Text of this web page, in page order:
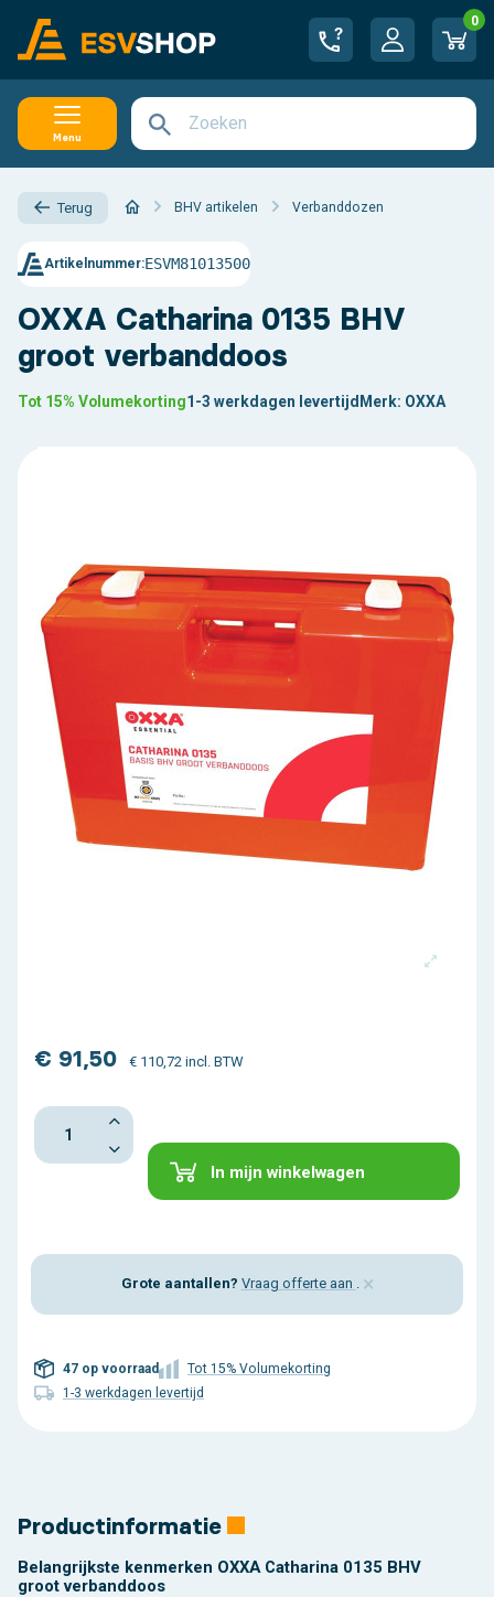
0
Menu
Terug BHV artikelen Verbanddozen
OXXA Catharina 0135 BHV
groot verbanddoos
Artikelnummer:ESVM81013500
Tot 15% Volumekorting1-3 werkdagen levertijd Merk: OXXA
€ 91,50 € 110,72 incl. BTW
In mijn winkelwagen
Grote aantallen? Vraag offerte aan ×
47 op voorraad
Tot 15% Volumekorting
1-3 werkdagen levertijd
Productinformatie
Belangrijkste kenmerken OXXA Catharina 0135 BHV
groot verbanddoos